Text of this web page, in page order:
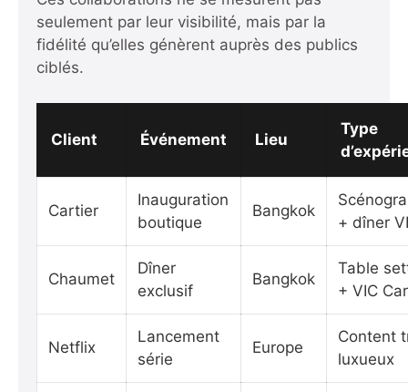
seulement par leur visibilité, mais par la
fidélité qu’elles génèrent auprès des publics
ciblés.
Client Événement Lieu
Type
Cartier
Inauguration
boutique
Bangkok
+ dîner
Chaumet
Dîner
exclusif
Bangkok
Table
+ VIC
Netflix
Lancement
série
Europe
Content
luxueux